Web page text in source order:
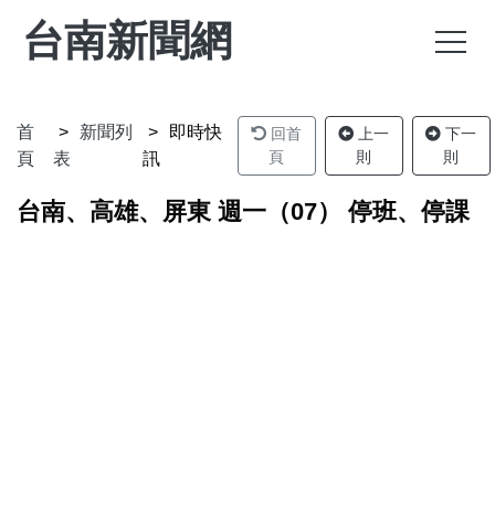
台南新聞網
首
頁
新聞列
表
即時快
訊
回首
頁
上一
則
下一
則
台南、高雄、屏東 週一（07） 停班、停課